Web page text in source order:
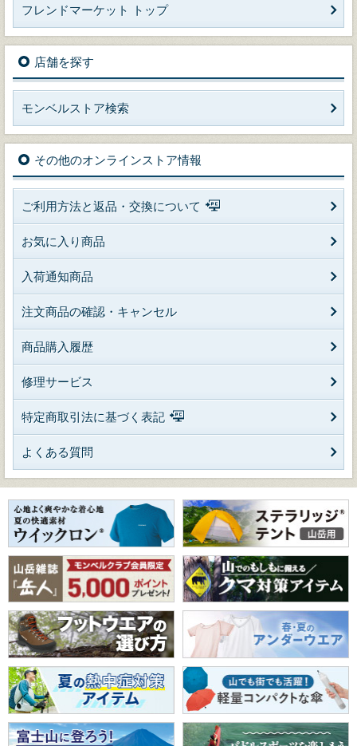
フレンドマーケット トップ
店舗を探す
モンベルストア検索
その他のオンラインストア情報
ご利用方法と返品・交換について
お気に入り商品
入荷通知商品
注文商品の確認・キャンセル
商品購入履歴
修理サービス
特定商取引法に基づく表記
よくある質問